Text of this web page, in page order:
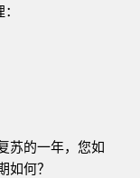
苏的一年，您如
何？